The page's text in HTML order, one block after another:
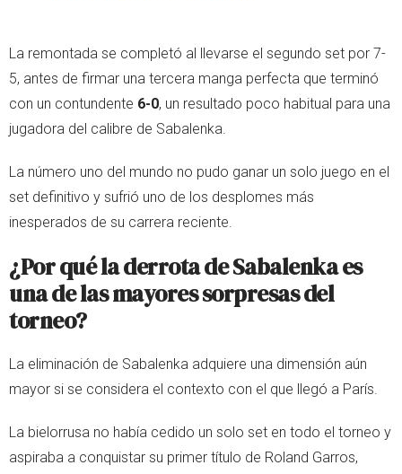
La remontada se completó al llevarse el segundo set por 7-
5, antes de firmar una tercera manga perfecta que terminó
con un contundente 6-0, un resultado poco habitual para una
jugadora del calibre de Sabalenka.
La número uno del mundo no pudo ganar un solo juego en el
set definitivo y sufrió uno de los desplomes más
inesperados de su carrera reciente.
¿Por qué la derrota de Sabalenka es
una de las mayores sorpresas del
torneo?
La eliminación de Sabalenka adquiere una dimensión aún
mayor si se considera el contexto con el que llegó a París.
La bielorrusa no había cedido un solo set en todo el torneo y
aspiraba a conquistar su primer título de Roland Garros,